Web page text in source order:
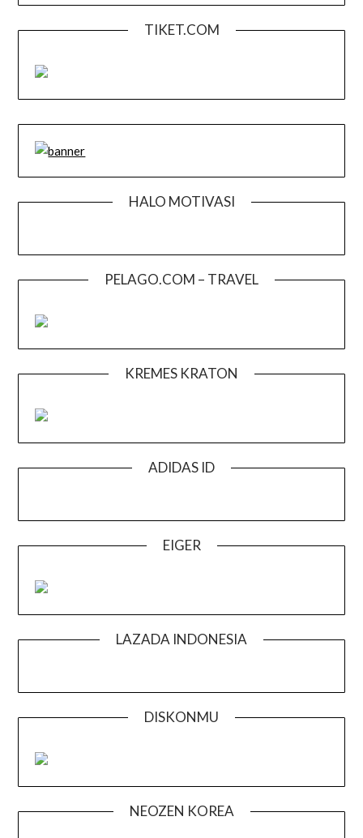
TIKET.COM
HALO MOTIVASI
PELAGO.COM – TRAVEL
KREMES KRATON
ADIDAS ID
EIGER
LAZADA INDONESIA
DISKONMU
NEOZEN KOREA